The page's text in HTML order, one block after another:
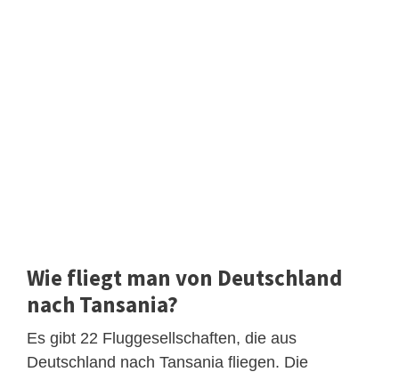
Wie fliegt man von Deutschland
nach Tansania?
Es gibt 22 Fluggesellschaften, die aus
Deutschland nach Tansania fliegen. Die